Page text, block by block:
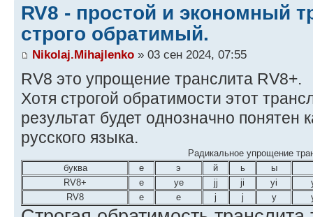
RV8 - простой и экономный
строго обратимый.
Nikolaj.Mihajlenko » 03 сен 2024, 07:55
RV8 это упрощение транслита RV8+.
Хотя строгой обратимости этот
результат будет однозначно понятен
русского языка.
Радикальное упрощение
буква
е э й ь ы
RV8+
e ye jj ji yi
RV8
e e j j y